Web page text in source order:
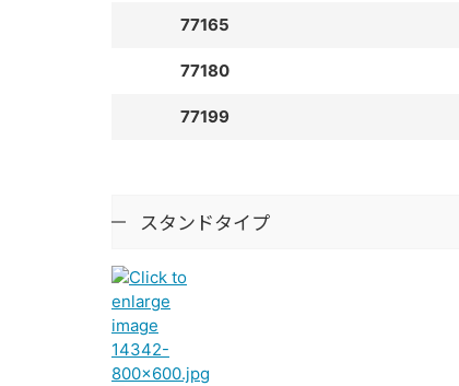
77165
77180
77199
スタンドタイプ